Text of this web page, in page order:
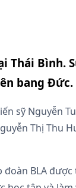
Bình.
bang Đức.
sỹ Nguyễn
Thị Thu
BLA